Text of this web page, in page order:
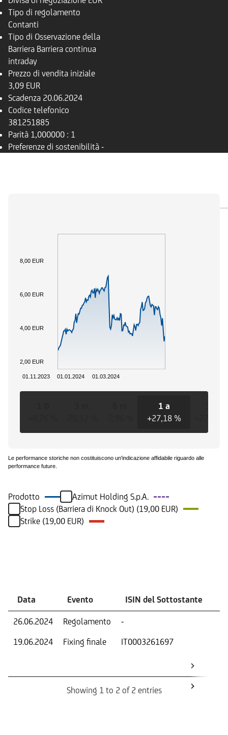
Tipo di regolamento
Contanti
Tipo di Osservazione della
Barriera Barriera continua
intraday
Prezzo di vendita iniziale
3,09 EUR
Scadenza 20.06.2024
Codice telefonico
381251885
Parità 1,000000 : 1
Preferenze di sostenibilità -
01.01.2024 01.03.2024
01.11.2023
2,00 EUR
4,00 EUR
6,00 EUR
8,00 EUR
1 a
+27,18 %
Le performance storiche non costituiscono un'indicazione affidabile riguardo alle
performance future.
Prodotto
Azimut Holding S.p.A.
Stop Loss (Barriera di Knock Out) (19,00 EUR)
Strike (19,00 EUR)
Data Evento ISIN del Sottostante
26.06.2024 Regolamento -
19.06.2024
Fixing finale IT0003261697
Showing 1 to 2 of 2 entries